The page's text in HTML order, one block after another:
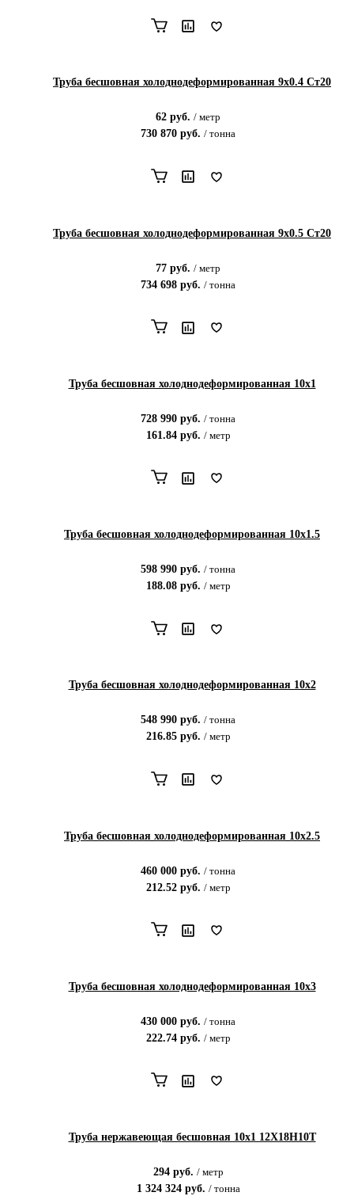
Труба бесшовная холоднодеформированная 9х0.4 Ст20
62 руб. / метр
730 870 руб. / тонна
Труба бесшовная холоднодеформированная 9х0.5 Ст20
77 руб. / метр
734 698 руб. / тонна
Труба бесшовная холоднодеформированная 10х1
728 990 руб. / тонна
161.84руб. / метр
Труба бесшовная холоднодеформированная 10х1.5
598 990 руб. / тонна
188.08руб. / метр
Труба бесшовная холоднодеформированная 10х2
548 990 руб. / тонна
216.85руб. / метр
Труба бесшовная холоднодеформированная 10х2.5
460 000 руб. / тонна
212.52руб. / метр
Труба бесшовная холоднодеформированная 10х3
430 000 руб. / тонна
222.74руб. / метр
Труба нержавеющая бесшовная 10х1 12Х18Н10Т
294руб. / метр
1 324 324руб. / тонна